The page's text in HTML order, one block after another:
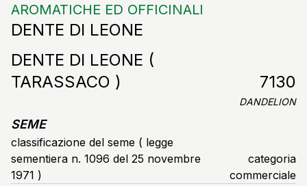
AROMATICHE ED OFFICINALI
DENTE DI LEONE
DENTE DI LEONE (
TARASSACO )
7130
DANDELION
SEME
classificazione del seme ( legge
sementiera n. 1096 del 25 novembre
1971 )
categoria
commerciale